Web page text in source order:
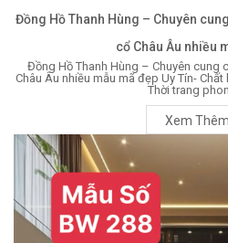
Đồng Hồ Thanh Hùng – Chuyên
cổ Châu Âu nhiều
Đồng Hồ Thanh Hùng – Chuyên cung
Châu Âu nhiều mẫu mã đẹp Uy Tín-
Thời trang
Xem Thêm